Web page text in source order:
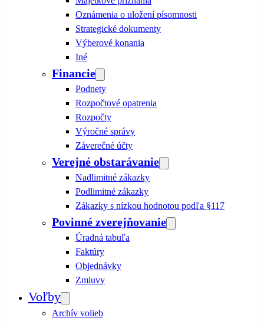
Oznámenia o uložení písomnosti
Strategické dokumenty
Výberové konania
Iné
Financie
Podnety
Rozpočtové opatrenia
Rozpočty
Výročné správy
Záverečné účty
Verejné obstarávanie
Nadlimitné zákazky
Podlimitné zákazky
Zákazky s nízkou hodnotou podľa §117
Povinné zverejňovanie
Úradná tabuľa
Faktúry
Objednávky
Zmluvy
Voľby
Archív volieb